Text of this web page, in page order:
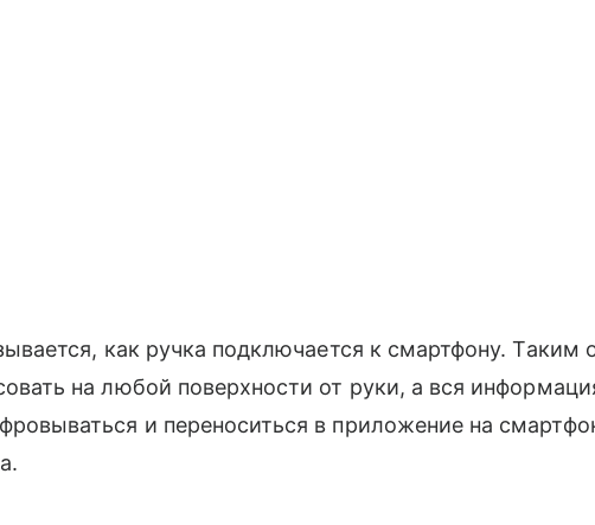
как ручка подключается к смартфону. Таким
на любой поверхности от руки, а вся
и переноситься в приложение на